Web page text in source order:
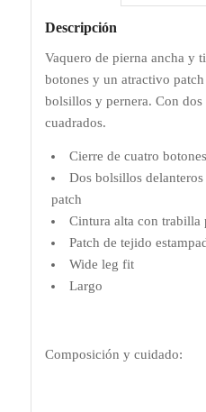
Descripción
Vaquero de pierna ancha y
botones y un atractivo
bolsillos y pernera. Con
cuadrados.
Cierre de cuatro botones
Dos bolsillos
patch
Cintura alta con trabilla
Patch de tejido
Wide leg fit
Largo
Composición y cuidado: